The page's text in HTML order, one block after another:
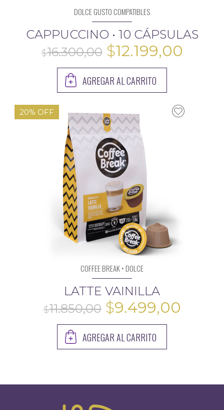
$
10.500,00
DOLCE GUSTO COMPATIBLES
CAPPUCCINO • 10 CÁPSULAS
El
precio
original
$16.300,00.
$12.199,00
es:
AGREGAR AL CARRITO
20% OFF
COFFEE BREAK • DOLCE
LATTE VAINILLA
El
precio
original
$11.850,00.
$9.499,00
AGREGAR AL CARRITO